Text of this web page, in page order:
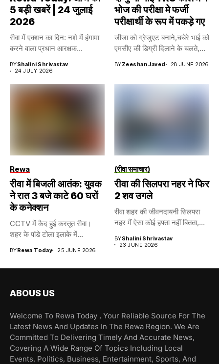
5 बड़ी खबरें | 24 जुलाई
2026
रीवा में एक्शन का दिन: नशे में हंगामा
करने वाला प्रधान आरक्षक...
BYShalini Shrivastav
24 JULY 2026
भोज की परीक्षा मे फर्जी
परीक्षार्थी के रूप में पकड़े गए
जीजा को ग्रेजुएट बनाने,चचेरे भाई को
एमसीए की डिग्री दिलाने के चलते,...
BYZeeshan Javed 28 JUNE 2026
Rewa
रीवा में बिजली आतंक: युवक
ने रात 3 बजे काटे 60 घरों
के कनेक्शन
CCTV में कैद हुई करतूत रीवा।
शहर के पांडे टोला इलाके में...
BYRewa Today 25 JUNE 2026
(रीवा समाचार)
रीवा की सिलपरा नहर ने फिर
2 शव उगले
रीवा शहर की जीवनदायनी सिलपरा
नहर मैं ऐसा कोई हफ्ता नहीं बितता,...
BYShalini Shrivastav
23 JUNE 2026
ABOUS US
Welcome To Rewa Today , Your Reliable Source For The
Latest News And Updates In The Rewa Region. We Are
Committed To Delivering Timely And Accurate News,
Covering A Wide Range Of Topics Including Local
Events, Politics, Business, Entertainment, Sports, And